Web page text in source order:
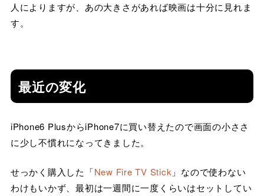
人によりますが、あの大きさがあれば映画は十分に見れま
す。
最近の変化
iPhone6 PlusからiPhone7に買い替えたので画面の小ささ
に少し不慣れになってきました。
せっかく購入した「New Fire TV Stick 」なので使わない
わけもいかず、最初は一週間に一度くらいはセットしてい